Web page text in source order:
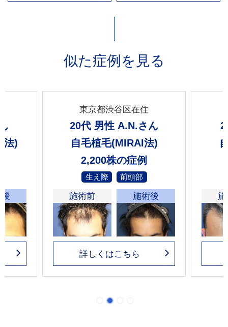
似た症例を見る
法)
東京都渋谷区在住
20代 男性 A.N.さん
自毛植毛(MIRAI法)
2,200株の症例
生え際 前頭部
施術前 施術後
詳しくはこちら